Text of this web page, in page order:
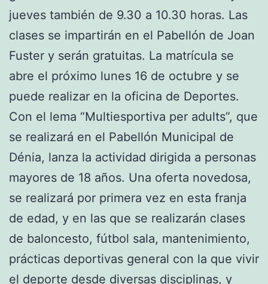
jueves también de 9.30 a 10.30 horas. Las
clases se impartirán en el Pabellón de Joan
Fuster y serán gratuitas. La matrícula se
abre el próximo lunes 16 de octubre y se
puede realizar en la oficina de Deportes.
Con el lema “Multiesportiva per adults”, que
se realizará en el Pabellón Municipal de
Dénia, lanza la actividad dirigida a personas
mayores de 18 años. Una oferta novedosa,
se realizará por primera vez en esta franja
de edad, y en las que se realizarán clases
de baloncesto, fútbol sala, mantenimiento,
prácticas deportivas general con la que vivir
el deporte desde diversas disciplinas, y